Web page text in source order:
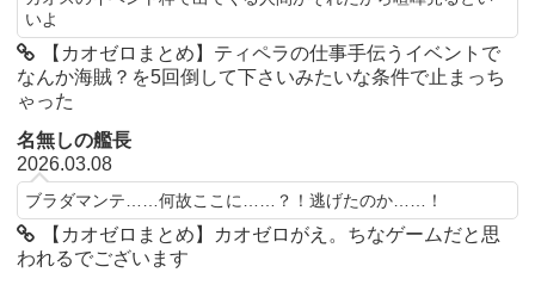
いよ
【カオゼロまとめ】ティペラの仕事手伝うイベントで
なんか海賊？を5回倒して下さいみたいな条件で止まっち
ゃった
名無しの艦長
2026.03.08
ブラダマンテ……何故ここに……？！逃げたのか……！
【カオゼロまとめ】カオゼロがえ。ちなゲームだと思
われるでございます